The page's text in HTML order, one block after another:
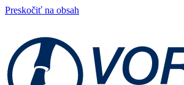
Preskočiť na obsah